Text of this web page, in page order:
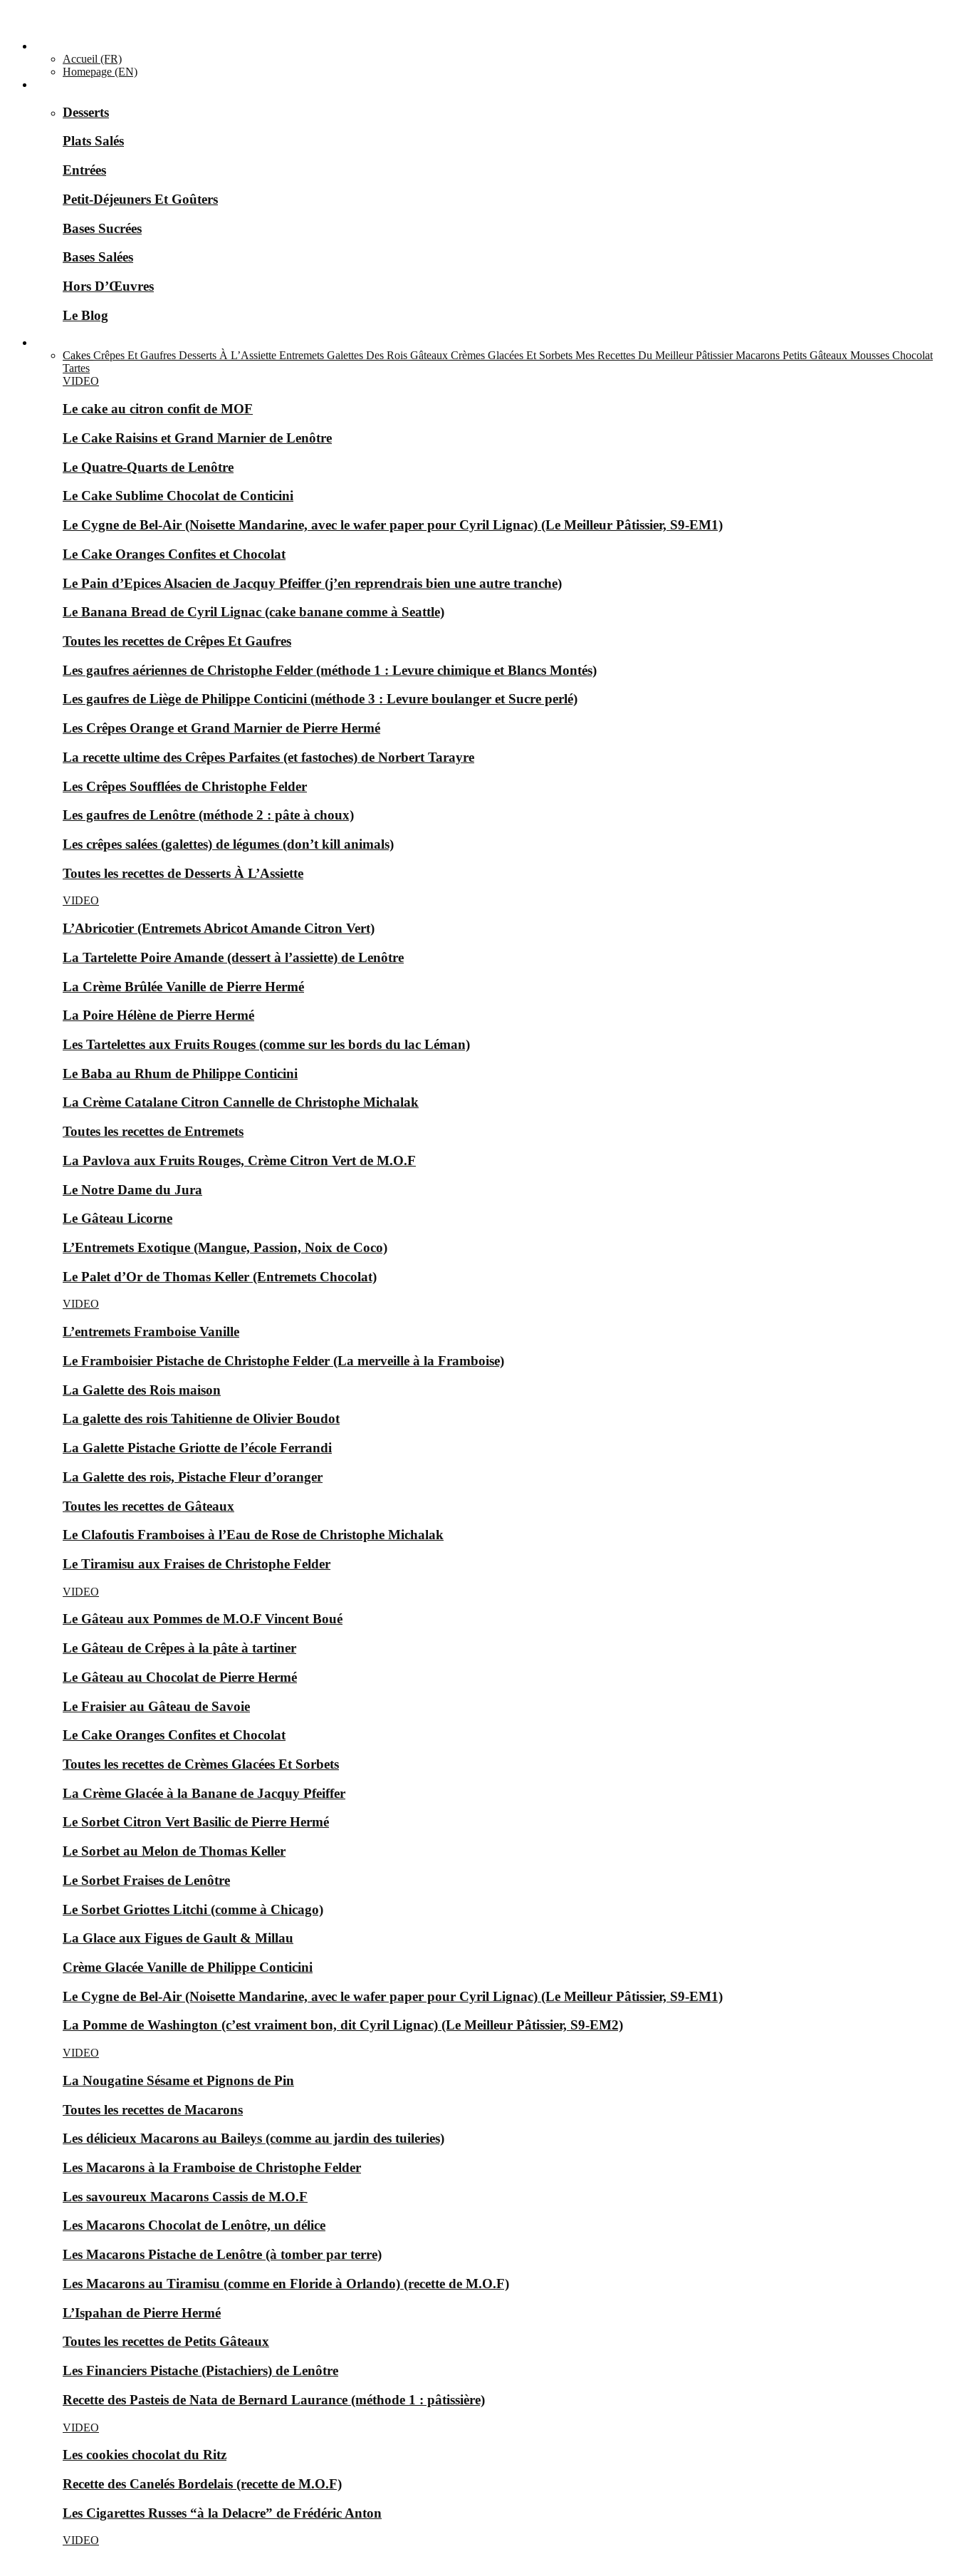
Accueil (FR)
Homepage (EN)
Desserts
Plats Salés
Entrées
Petit-Déjeuners Et Goûters
Bases Sucrées
Bases Salées
Hors D’Œuvres
Le Blog
Cakes Crêpes Et Gaufres Desserts À L’Assiette Entremets Galettes Des Rois Gâteaux Crèmes Glacées Et Sorbets Mes Recettes Du Meilleur Pâtissier Macarons Petits Gâteaux Mousses Chocolat
Tartes
VIDEO
Le cake au citron confit de MOF
Le Cake Raisins et Grand Marnier de Lenôtre
Le Quatre-Quarts de Lenôtre
Le Cake Sublime Chocolat de Conticini
Le Cygne de Bel-Air (Noisette Mandarine, avec le wafer paper pour Cyril Lignac) (Le Meilleur Pâtissier, S9-EM1)
Le Cake Oranges Confites et Chocolat
Le Pain d’Epices Alsacien de Jacquy Pfeiffer (j’en reprendrais bien une autre tranche)
Le Banana Bread de Cyril Lignac (cake banane comme à Seattle)
Toutes les recettes de Crêpes Et Gaufres
Les gaufres aériennes de Christophe Felder (méthode 1 : Levure chimique et Blancs Montés)
Les gaufres de Liège de Philippe Conticini (méthode 3 : Levure boulanger et Sucre perlé)
Les Crêpes Orange et Grand Marnier de Pierre Hermé
La recette ultime des Crêpes Parfaites (et fastoches) de Norbert Tarayre
Les Crêpes Soufflées de Christophe Felder
Les gaufres de Lenôtre (méthode 2 : pâte à choux)
Les crêpes salées (galettes) de légumes (don’t kill animals)
Toutes les recettes de Desserts À L’Assiette
VIDEO
L’Abricotier (Entremets Abricot Amande Citron Vert)
La Tartelette Poire Amande (dessert à l’assiette) de Lenôtre
La Crème Brûlée Vanille de Pierre Hermé
La Poire Hélène de Pierre Hermé
Les Tartelettes aux Fruits Rouges (comme sur les bords du lac Léman)
Le Baba au Rhum de Philippe Conticini
La Crème Catalane Citron Cannelle de Christophe Michalak
Toutes les recettes de Entremets
La Pavlova aux Fruits Rouges, Crème Citron Vert de M.O.F
Le Notre Dame du Jura
Le Gâteau Licorne
L’Entremets Exotique (Mangue, Passion, Noix de Coco)
Le Palet d’Or de Thomas Keller (Entremets Chocolat)
VIDEO
L’entremets Framboise Vanille
Le Framboisier Pistache de Christophe Felder (La merveille à la Framboise)
La Galette des Rois maison
La galette des rois Tahitienne de Olivier Boudot
La Galette Pistache Griotte de l’école Ferrandi
La Galette des rois, Pistache Fleur d’oranger
Toutes les recettes de Gâteaux
Le Clafoutis Framboises à l’Eau de Rose de Christophe Michalak
Le Tiramisu aux Fraises de Christophe Felder
VIDEO
Le Gâteau aux Pommes de M.O.F Vincent Boué
Le Gâteau de Crêpes à la pâte à tartiner
Le Gâteau au Chocolat de Pierre Hermé
Le Fraisier au Gâteau de Savoie
Le Cake Oranges Confites et Chocolat
Toutes les recettes de Crèmes Glacées Et Sorbets
La Crème Glacée à la Banane de Jacquy Pfeiffer
Le Sorbet Citron Vert Basilic de Pierre Hermé
Le Sorbet au Melon de Thomas Keller
Le Sorbet Fraises de Lenôtre
Le Sorbet Griottes Litchi (comme à Chicago)
La Glace aux Figues de Gault & Millau
Crème Glacée Vanille de Philippe Conticini
Le Cygne de Bel-Air (Noisette Mandarine, avec le wafer paper pour Cyril Lignac) (Le Meilleur Pâtissier, S9-EM1)
La Pomme de Washington (c’est vraiment bon, dit Cyril Lignac) (Le Meilleur Pâtissier, S9-EM2)
VIDEO
La Nougatine Sésame et Pignons de Pin
Toutes les recettes de Macarons
Les délicieux Macarons au Baileys (comme au jardin des tuileries)
Les Macarons à la Framboise de Christophe Felder
Les savoureux Macarons Cassis de M.O.F
Les Macarons Chocolat de Lenôtre, un délice
Les Macarons Pistache de Lenôtre (à tomber par terre)
Les Macarons au Tiramisu (comme en Floride à Orlando) (recette de M.O.F)
L’Ispahan de Pierre Hermé
Toutes les recettes de Petits Gâteaux
Les Financiers Pistache (Pistachiers) de Lenôtre
Recette des Pasteis de Nata de Bernard Laurance (méthode 1 : pâtissière)
VIDEO
Les cookies chocolat du Ritz
Recette des Canelés Bordelais (recette de M.O.F)
Les Cigarettes Russes “à la Delacre” de Frédéric Anton
VIDEO